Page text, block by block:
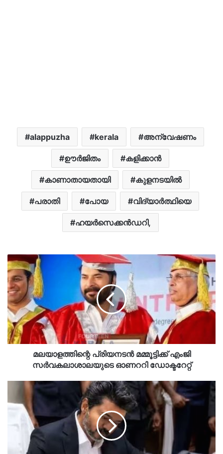
alappuzha kerala അന്വേഷണം
ഊർജിതം കളിക്കാൻ
കാണാതായതായി കുളനടയിൽ
പരാതി പോയ വിദ്യാർത്ഥിയെ
ഹയർസെക്കൻഡറി,
മലയാളത്തിന്റെ പ്രിയനടൻ മമ്മൂട്ടിക്ക് എംജി
സർവകലാശാലയുടെ ഓണററി ഡോക്ടറേറ്റ്